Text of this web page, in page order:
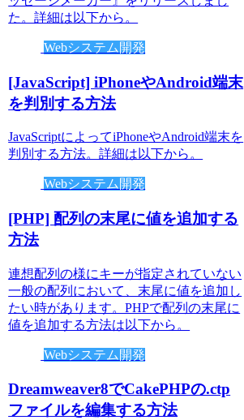
た。詳細は以下から。
Webシステム開発
[JavaScript] iPhoneやAndroid端末
を判別する方法
JavaScriptによってiPhoneやAndroid端末を
判別する方法。詳細は以下から。
Webシステム開発
[PHP] 配列の末尾に値を追加する
方法
連想配列の様にキーが指定されていない
一般の配列において、末尾に値を追加し
たい時があります。PHPで配列の末尾に
値を追加する方法は以下から。
Webシステム開発
Dreamweaver8でCakePHPの.ctp
ファイルを編集する方法